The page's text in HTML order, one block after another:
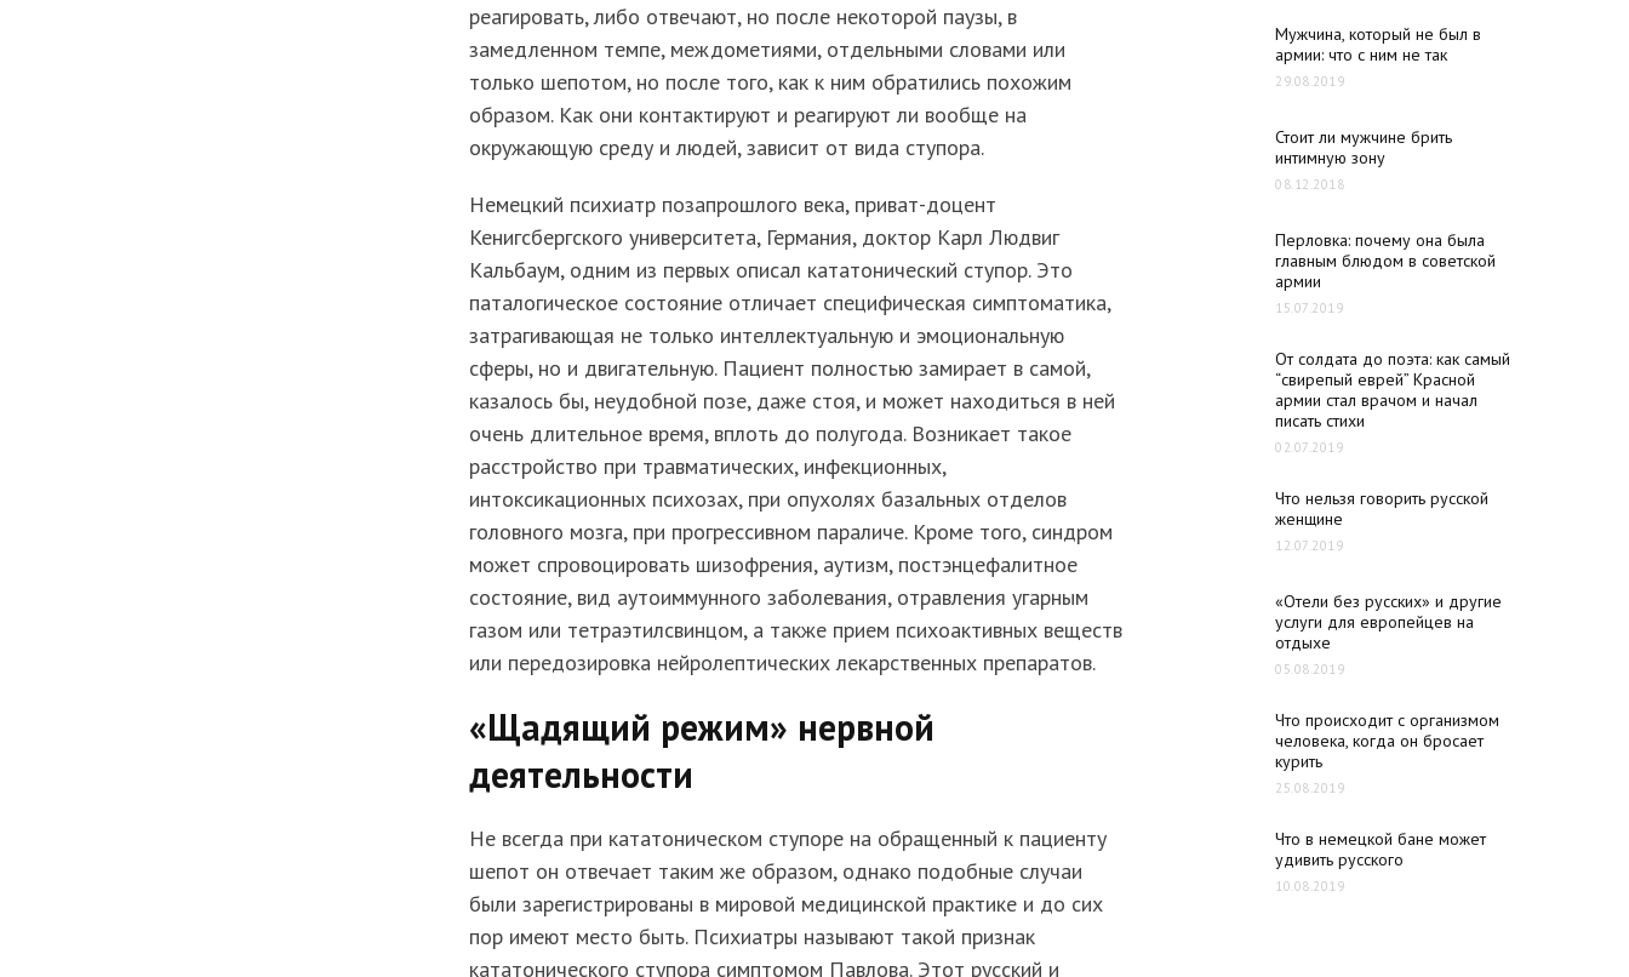
реагировать, либо отвечают, но после некоторой паузы, в
замедленном темпе, междометиями, отдельными словами или
только шепотом, но после того, как к ним обратились похожим
образом. Как они контактируют и реагируют ли вообще на
окружающую среду и людей, зависит от вида ступора.
Немецкий психиатр позапрошлого века, приват-доцент
Кенигсбергского университета, Германия, доктор Карл Людвиг
Кальбаум, одним из первых описал кататонический ступор. Это
паталогическое состояние отличает специфическая симптоматика,
затрагивающая не только интеллектуальную и эмоциональную
сферы, но и двигательную. Пациент полностью замирает в самой,
казалось бы, неудобной позе, даже стоя, и может находиться в ней
очень длительное время, вплоть до полугода. Возникает такое
расстройство при травматических, инфекционных,
интоксикационных психозах, при опухолях базальных отделов
головного мозга, при прогрессивном параличе. Кроме того, синдром
может спровоцировать шизофрения, аутизм, постэнцефалитное
состояние, вид аутоиммунного заболевания, отравления угарным
газом или тетраэтилсвинцом, а также прием психоактивных веществ
или передозировка нейролептических лекарственных препаратов.
«Щадящий режим» нервной
деятельности
Не всегда при кататоническом ступоре на обращенный к пациенту
шепот он отвечает таким же образом, однако подобные случаи
были зарегистрированы в мировой медицинской практике и до сих
пор имеют место быть. Психиатры называют такой признак
кататонического ступора симптомом Павлова. Этот русский и
Мужчина, который не был в
армии: что с ним не так
29.08.2019
Стоит ли мужчине брить
интимную зону
08.12.2018
Перловка: почему она была
главным блюдом в советской
армии
15.07.2019
От солдата до поэта: как самый
“свирепый еврей” Красной
армии стал врачом и начал
писать стихи
02.07.2019
Что нельзя говорить русской
женщине
12.07.2019
«Отели без русских» и другие
услуги для европейцев на
отдыхе
05.08.2019
Что происходит с организмом
человека, когда он бросает
курить
25.08.2019
Что в немецкой бане может
удивить русского
10.08.2019